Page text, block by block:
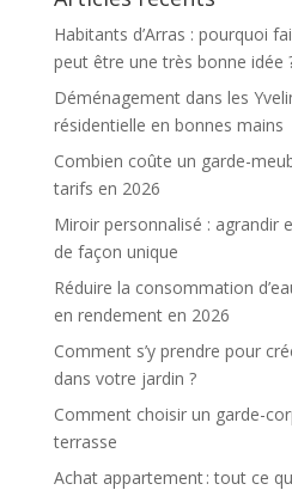
Habitants d’Arras : pourquoi
peut être une très bonne idée
Déménagement dans les
résidentielle en bonnes mains
Combien coûte un garde-
tarifs en 2026
Miroir personnalisé : agrandir
de façon unique
Réduire la consommation
en rendement en 2026
Comment s’y prendre pour
dans votre jardin ?
Comment choisir un garde-
terrasse
Achat appartement : tout ce